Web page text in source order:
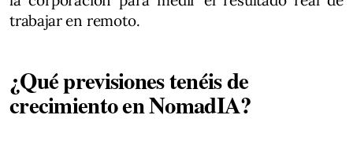
trabajar en remoto.
¿Qué previsiones tenéis de
crecimiento en NomadIA?